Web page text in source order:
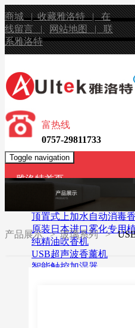
商城 |收藏雅洛特 |在
线留言 | 网站地图 |联
系雅洛特
富热线
0757-29811733
Toggle navigation
雅洛特首页
无水香薰机
顶置式上加水自动消毒
原装日本进口雾化专用
纯精油吹香机
USB超声波香薰机
智能触控加湿器
产品展示> 玻璃系列 >